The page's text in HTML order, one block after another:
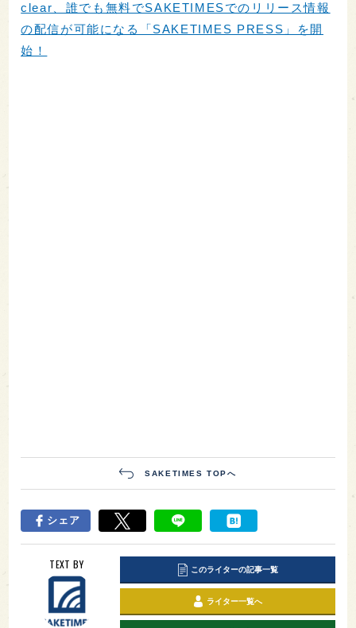
clear、誰でも無料でSAKETIMESでのリリース情報
の配信が可能になる「SAKETIMES PRESS」を開
始！
SAKETIMES TOPへ
シェア
TEXT BY このライターの記事一覧
ライター一覧へ